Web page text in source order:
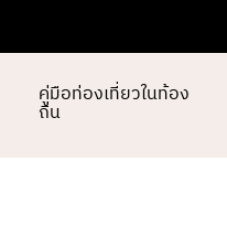
คู่มือท่องเที่ยวในท้อง
ถิ่น